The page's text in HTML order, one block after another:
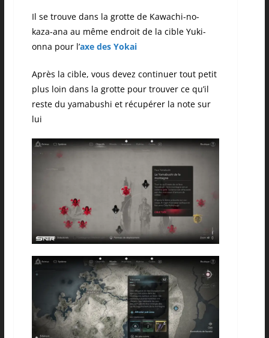
Il se trouve dans la grotte de Kawachi-no-
kaza-ana au même endroit de la cible Yuki-
onna pour l’axe des Yokai
Après la cible, vous devez continuer tout petit
plus loin dans la grotte pour trouver ce qu’il
reste du yamabushi et récupérer la note sur
lui